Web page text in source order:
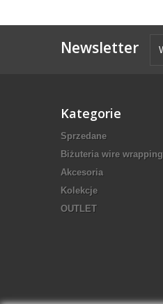
Newsletter
Kategorie
Sprzedane
Biżuteria wire wrapping
Akcesoria
Kolekcje
OUTLET